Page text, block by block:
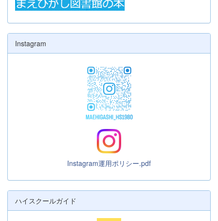
Instagram
Instagram運用ポリシー.pdf
ハイスクールガイド